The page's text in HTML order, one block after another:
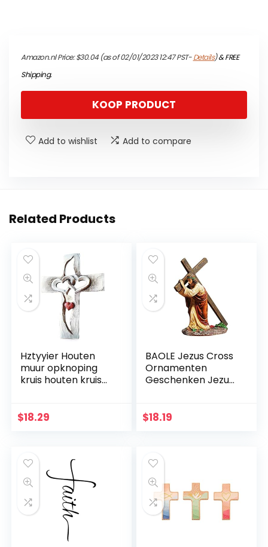
Amazon.nl Price:$30.04(as of 02/01/2023 12:47 PST-Details)&FREE
Shipping.
KOOP PRODUCT
Add to wishlist Add to compare
Related Products
Hztyyier Houten
muur opknoping
kruis houten kruis
kruis, Jezus Christus
$18.29
BAOLE Jezus Cross
Ornamenten
Geschenken Jezus
Church Decoraties,
$18.19